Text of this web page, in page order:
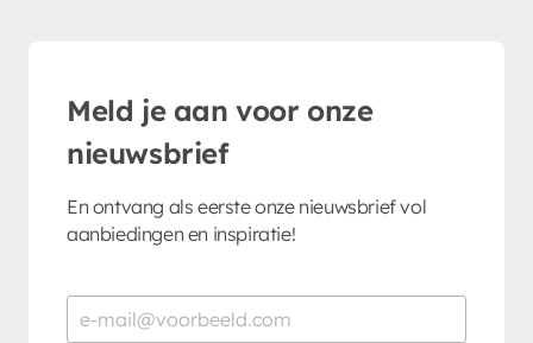
Meld je aan voor onze
nieuwsbrief
En ontvang als eerste onze nieuwsbrief vol
aanbiedingen en inspiratie!